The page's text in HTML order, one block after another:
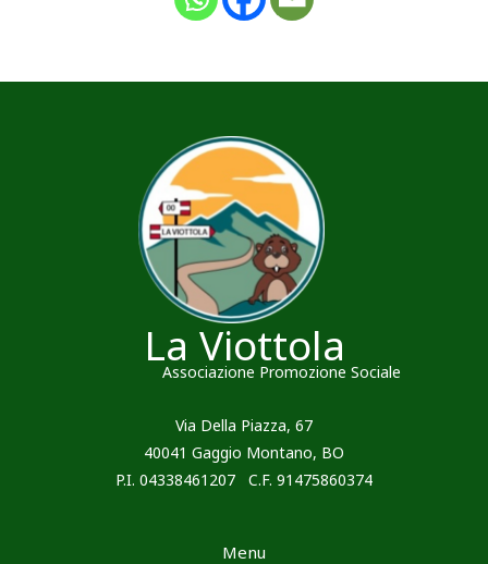
La Viottola
Associazione Promozione Sociale
Via Della Piazza, 67
40041 Gaggio Montano, BO
P.I. 04338461207 C.F. 91475860374
Menu